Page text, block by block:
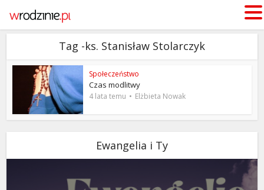
Tag -ks. Stanisław Stolarczyk
Społeczeństwo
Czas modlitwy
4 lata temu Elżbieta Nowak
Ewangelia i Ty